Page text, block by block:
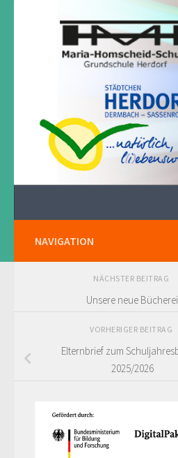
Zum Inhalt springen
NAVIGATION
NÄCHSTER BEITRAG
Unsere neue Bücherei
VORHERIGER BEITRAG
Elternbrief zum
2025/2026